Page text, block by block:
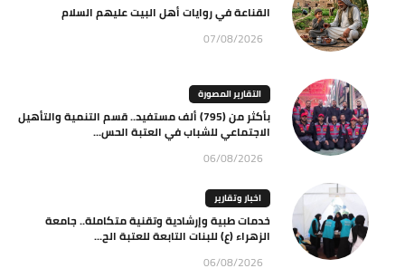
القناعة في روايات أهل البيت عليهم السلام
07/08/2026
التقارير المصورة
بأكثر من (795) ألف مستفيد.. قسم التنمية والتأهيل
الاجتماعي للشباب في العتبة الحس...
06/08/2026
اخبار وتقارير
خدمات طبية وإرشادية وتقنية متكاملة.. جامعة
الزهراء (ع) للبنات التابعة للعتبة الح...
06/08/2026